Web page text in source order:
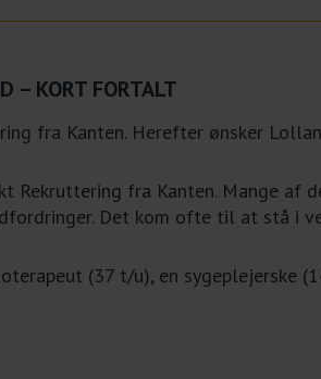
– KORT FORTALT
fra Kanten. Herefter ønsker
Rekruttering fra Kanten. Mange
Det kom ofte til at stå i
(37 t/u), en sygeplejerske